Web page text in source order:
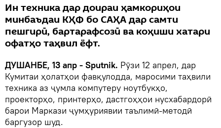
Ин техника дар доираи ҳамкориҳои
минбаъдаи КҲФ бо САҲА дар самти
пешгирӣ, бартарафсозӣ ва коҳиши хатари
офатҳо таҳвил ёфт.
ДУШАНБЕ, 13 апр - Sputnik. Рӯзи 12 апрел, дар
Кумитаи ҳолатҳои фавқулодда, маросими таҳвили
техника аз ҷумла компутеру ноутбукҳо,
проекторҳо, принтерҳо, дастгоҳҳои нусхабардорӣ
барои Маркази ҷумҳуриявии таълимӣ-методӣ
баргузор шуд.